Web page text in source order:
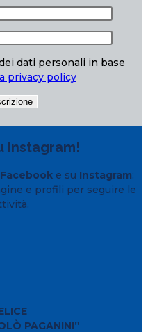
dati personali in base
privacy policy
Instagram!
Facebook e su Instagram:
e profili per seguire le
PAGANINI”